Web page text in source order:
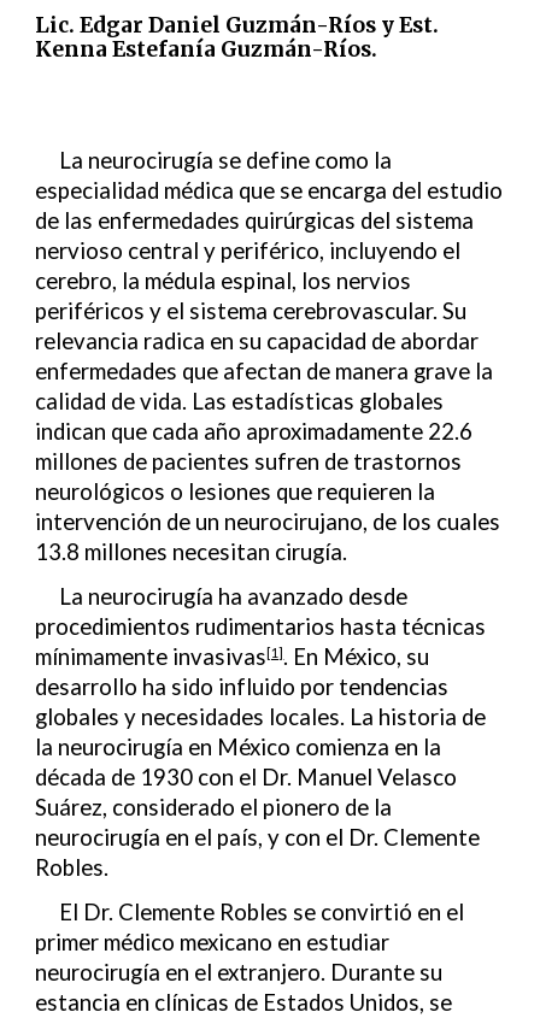
Lic. Edgar Daniel Guzmán-Ríos y Est.
Kenna Estefanía Guzmán-Ríos.
La neurocirugía se define como la
especialidad médica que se encarga del estudio
de las enfermedades quirúrgicas del sistema
nervioso central y periférico, incluyendo el
cerebro, la médula espinal, los nervios
periféricos y el sistema cerebrovascular. Su
relevancia radica en su capacidad de abordar
enfermedades que afectan de manera grave la
calidad de vida. Las estadísticas globales
indican que cada año aproximadamente 22.6
millones de pacientes sufren de trastornos
neurológicos o lesiones que requieren la
intervención de un neurocirujano, de los cuales
13.8 millones necesitan cirugía.
La neurocirugía ha avanzado desde
procedimientos rudimentarios hasta técnicas
mínimamente invasivas[1]. En México, su
desarrollo ha sido influido por tendencias
globales y necesidades locales. La historia de
la neurocirugía en México comienza en la
década de 1930 con el Dr. Manuel Velasco
Suárez, considerado el pionero de la
neurocirugía en el país, y con el Dr. Clemente
Robles.
El Dr. Clemente Robles se convirtió en el
primer médico mexicano en estudiar
neurocirugía en el extranjero. Durante su
estancia en clínicas de Estados Unidos, se